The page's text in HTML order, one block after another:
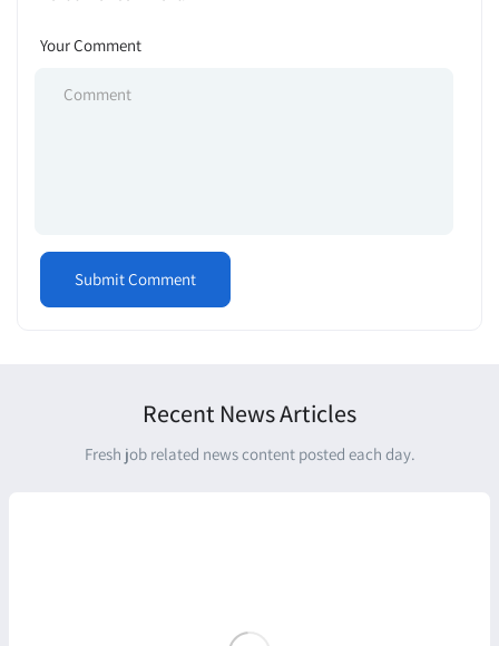
Your Comment
Recent News Articles
Fresh job related news content posted each day.